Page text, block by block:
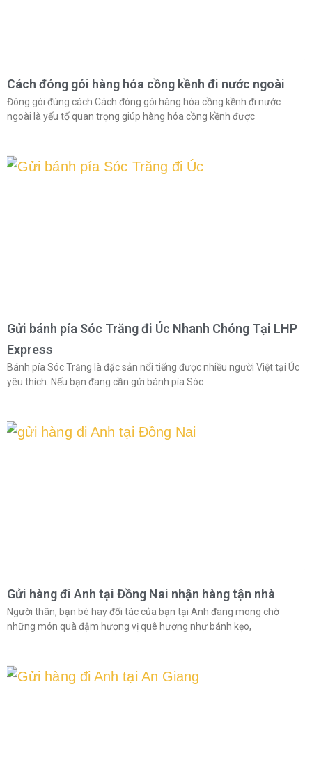
Cách đóng gói hàng hóa cồng kềnh đi nước ngoài
Đóng gói đúng cách Cách đóng gói hàng hóa cồng kềnh đi nước
ngoài là yếu tố quan trọng giúp hàng hóa cồng kềnh được
Gửi bánh pía Sóc Trăng đi Úc Nhanh Chóng Tại LHP
Express
Bánh pía Sóc Trăng là đặc sản nổi tiếng được nhiều người Việt tại Úc
yêu thích. Nếu bạn đang cần gửi bánh pía Sóc
Gửi hàng đi Anh tại Đồng Nai nhận hàng tận nhà
Người thân, bạn bè hay đối tác của bạn tại Anh đang mong chờ
những món quà đậm hương vị quê hương như bánh kẹo,